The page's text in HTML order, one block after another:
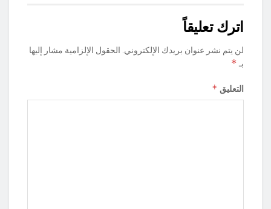
اترك تعليقاً
لن يتم نشر عنوان بريدك الإلكتروني. الحقول الإلزامية مشار إليها
بـ *
التعليق *